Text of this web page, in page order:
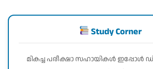
Study Corner
മികച്ച പരീക്ഷാ സഹായികൾ ഇപ്പോൾ